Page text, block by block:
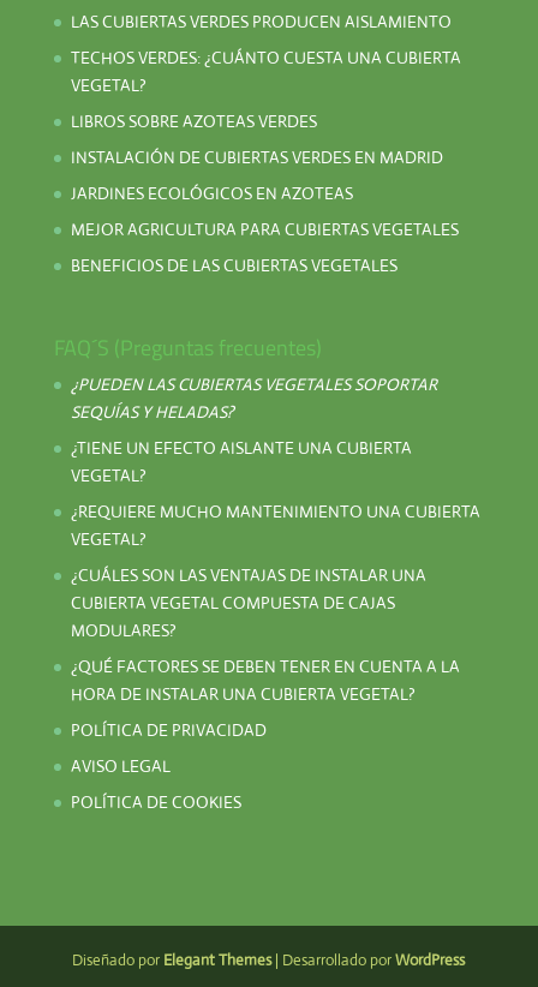
LAS CUBIERTAS VERDES PRODUCEN AISLAMIENTO
TECHOS VERDES: ¿CUÁNTO CUESTA UNA CUBIERTA
VEGETAL?
LIBROS SOBRE AZOTEAS VERDES
INSTALACIÓN DE CUBIERTAS VERDES EN MADRID
JARDINES ECOLÓGICOS EN AZOTEAS
MEJOR AGRICULTURA PARA CUBIERTAS VEGETALES
BENEFICIOS DE LAS CUBIERTAS VEGETALES
FAQ´S (Preguntas frecuentes)
¿PUEDEN LAS CUBIERTAS VEGETALES SOPORTAR
SEQUÍAS Y HELADAS?
¿TIENE UN EFECTO AISLANTE UNA CUBIERTA
VEGETAL?
¿REQUIERE MUCHO MANTENIMIENTO UNA CUBIERTA
VEGETAL?
¿CUÁLES SON LAS VENTAJAS DE INSTALAR UNA
CUBIERTA VEGETAL COMPUESTA DE CAJAS
MODULARES?
¿QUÉ FACTORES SE DEBEN TENER EN CUENTA A LA
HORA DE INSTALAR UNA CUBIERTA VEGETAL?
POLÍTICA DE PRIVACIDAD
AVISO LEGAL
POLÍTICA DE COOKIES
Diseñado por Elegant Themes| Desarrollado porWordPress